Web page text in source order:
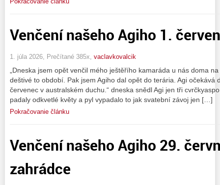
Venčení našeho Agiho 1.
1. júla 2026, Prečítané 385x, vaclavkovalcik
„Dneska jsem opět venčil mého ještěřího kamaráda u nás doma
deštivé to období. Pak jsem Agiho dal opět do terária. Agi očekává
červenec v australském duchu.“ dneska snědl Agi jen tři
padaly odkvetlé květy a pyl vypadalo to jak svatební závoj jen […]
Pokračovanie článku
Venčení našeho Agiho 29.
zahrádce